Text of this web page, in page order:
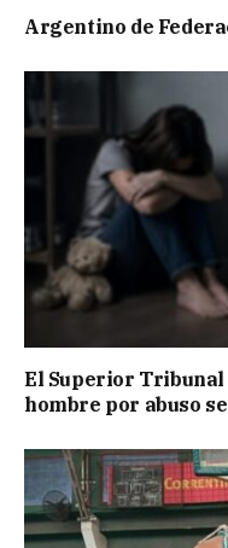
Argentino de
El Superior
hombre por abuso